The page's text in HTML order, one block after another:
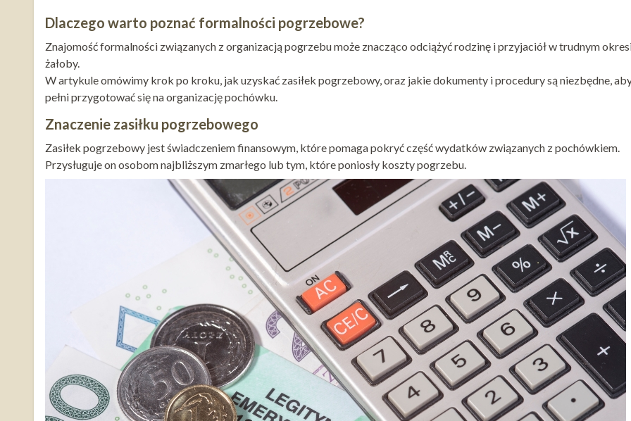
Dlaczego warto poznać formalności pogrzebowe?
Znajomość formalności związanych z organizacją pogrzebu może znacząco odciążyć rodzinę i przyjaciół w trudnym
żałoby.
W artykule omówimy krok po kroku, jak uzyskać zasiłek pogrzebowy, oraz jakie dokumenty i procedury są niezbędne,
pełni przygotować się na organizację pochówku.
Znaczenie zasiłku pogrzebowego
Zasiłek pogrzebowy jest świadczeniem finansowym, które pomaga pokryć część wydatków związanych z pochówkiem.
Przysługuje on osobom najbliższym zmarłego lub tym, które poniosły koszty pogrzebu.